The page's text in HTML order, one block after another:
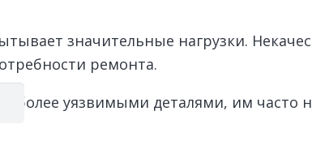
значительные нагрузки.
ремонта.
уязвимыми деталями, им часто